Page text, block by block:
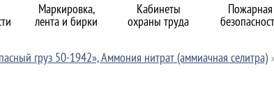
Маркировка,
лента и бирки
Кабинеты
охраны труда
Пожарная
груз 50-1942», Аммония нитрат (аммиачная селитра)